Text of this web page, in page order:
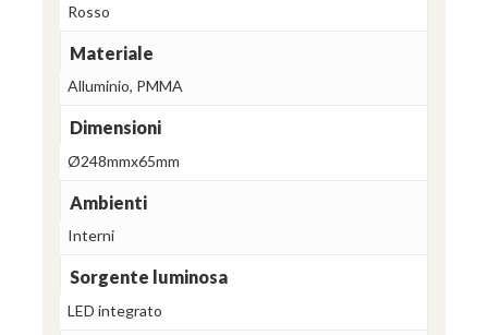
Rosso
Materiale
Alluminio, PMMA
Dimensioni
Ø248mmx65mm
Ambienti
Interni
Sorgente luminosa
LED integrato